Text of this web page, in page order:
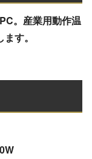
。産業用動作温
す。